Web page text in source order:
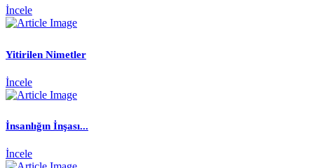
İncele
Yitirilen Nimetler
İncele
İnsanlığın İnşası...
İncele